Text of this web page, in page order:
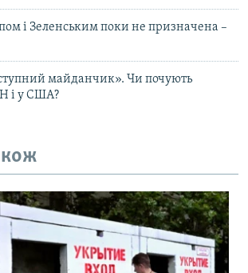
і Зеленським поки не призначена –
майданчик». Чи почують
і у США?